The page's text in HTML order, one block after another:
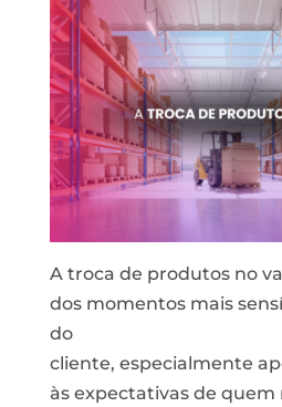
A troca de produtosno
dos momentos mais
do
cliente, especialmente
às expectativasde quem